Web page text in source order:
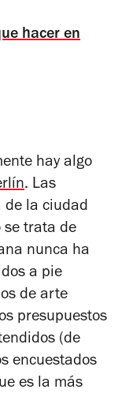
hacer en
hay algo
. Las
de la ciudad
se trata de
nunca ha
a pie
de arte
presupuestos
(de
encuestados
es la más